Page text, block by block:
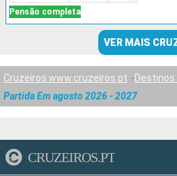
Pensão completa
VER MAIS
Cruzeiros www.cruzeiros.pt Destinos
Partida Em agosto 2026 - 2027
CRUZEIROS.PT